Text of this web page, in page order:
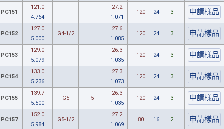
PC151
121.0
4.764
27.2
1.071
120 24 3
PC152
127.0
5.000
G4-1/2
27.6
1.085
120 24 3
PC153
129.0
5.079
26.3
1.035
120 24 3
PC154
133.0
5.236
27.3
1.073
120 24 3
PC155
139.7
5.500
G5 5
26.3
1.035
120 24 3
PC157
152.0
5.984
G5-1/2
27.2
1.069
80 16 2